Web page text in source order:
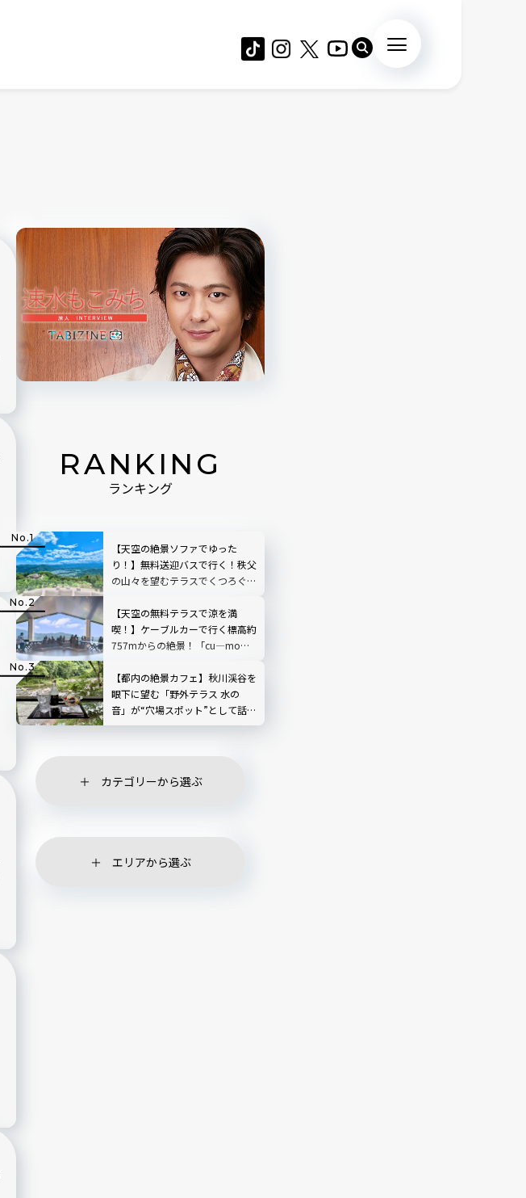
RANKING
ランキング
【天空の絶景ソファでゆった
り！】無料送迎バスで行く！秩父
の山々を望むテラスでくつろぐ
レビュー｜埼玉県
【天空の無料テラスで涼を満
喫！】ケーブルカーで行く標高約
757mからの絶景！「cu―mo箱
【都内の絶景カフェ】秋川渓谷を
眼下に望む「野外テラス 水の
音」が“穴場スポット”として話題
に｜おすすめ涼メニューも
カテゴリーから選ぶ
エリアから選ぶ